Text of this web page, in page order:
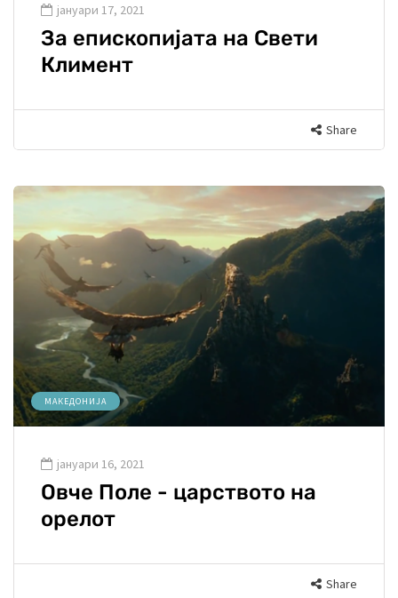
јануари 17, 2021
За епископијата на Свети
Климент
Share
МАКЕДОНИЈА
јануари 16, 2021
Овче Поле - царството на
орелот
Share